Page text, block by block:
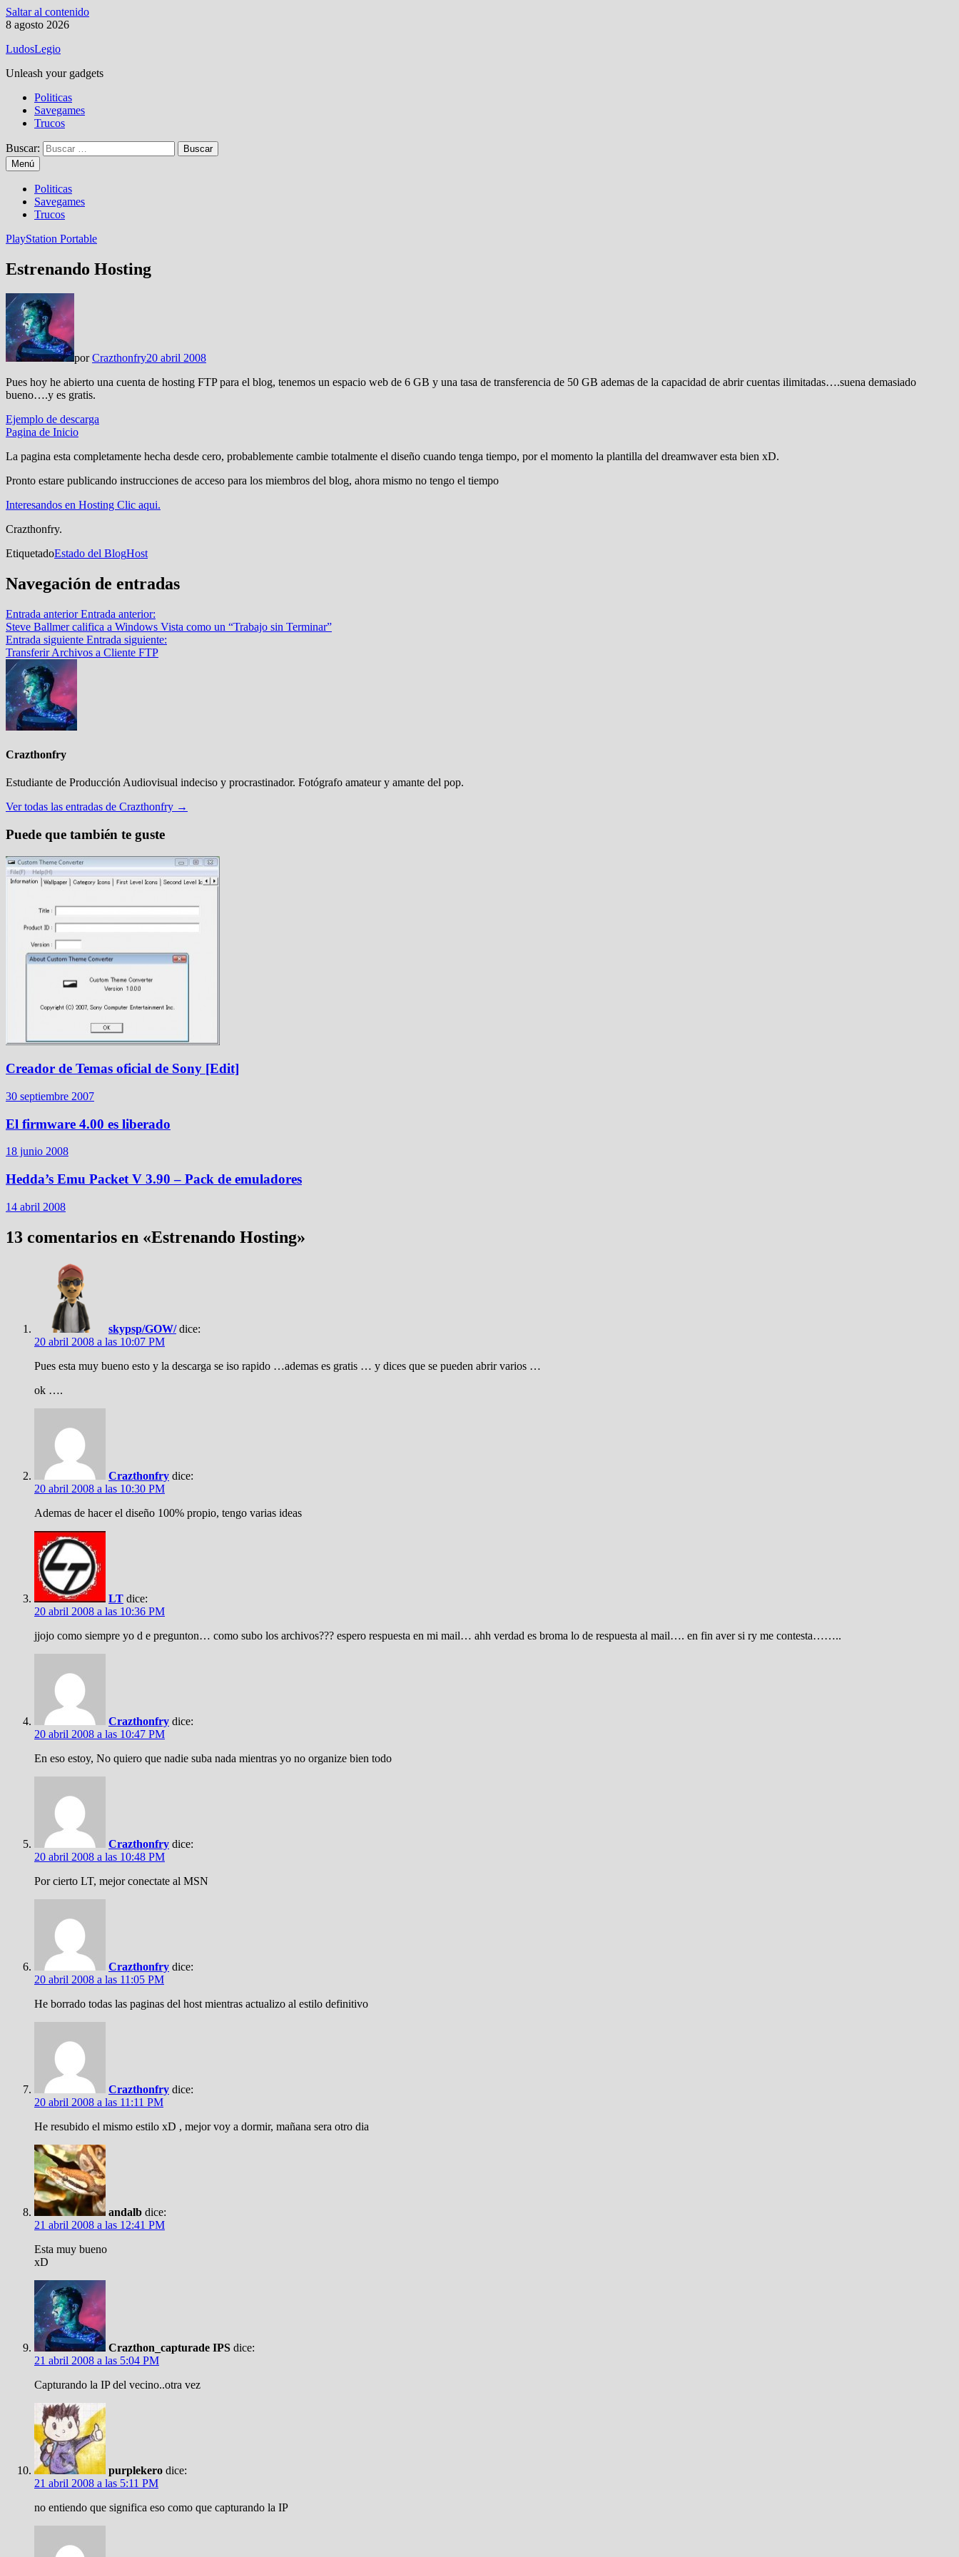
Saltar al contenido
8 agosto 2026
LudosLegio
Unleash your gadgets
Politicas
Savegames
Trucos
Buscar:
Menú
Politicas
Savegames
Trucos
PlayStation Portable
Estrenando Hosting
porCrazthonfry20 abril 2008
Pues hoy he abierto una cuenta de hosting FTP para el blog, tenemos un espacio web de 6 GB y una tasa de transferencia de 50 GB ademas de la capacidad de abrir cuentas ilimitadas….suena demasiado
bueno….y es gratis.
Ejemplo de descarga
Pagina de Inicio
La pagina esta completamente hecha desde cero, probablemente cambie totalmente el diseño cuando tenga tiempo, por el momento la plantilla del dreamwaver esta bien xD.
Pronto estare publicando instrucciones de acceso para los miembros del blog, ahora mismo no tengo el tiempo
Interesandos en Hosting Clic aqui.
Crazthonfry.
EtiquetadoEstado del BlogHost
Navegación de entradas
Entrada anterior Entrada anterior:
Steve Ballmer califica a Windows Vista como un “Trabajo sin Terminar”
Entrada siguiente Entrada siguiente:
Transferir Archivos a Cliente FTP
Crazthonfry
Estudiante de Producción Audiovisual indeciso y procrastinador. Fotógrafo amateur y amante del pop.
Ver todas las entradas de Crazthonfry →
Puede que también te guste
Creador de Temas oficial de Sony [Edit]
30 septiembre 2007
El firmware 4.00 es liberado
18 junio 2008
Hedda’s Emu Packet V 3.90 – Pack de emuladores
14 abril 2008
13 comentarios en «Estrenando Hosting»
skypsp/GOW/ dice:
20 abril 2008 a las 10:07 PM
Pues esta muy bueno esto y la descarga se iso rapido …ademas es gratis … y dices que se pueden abrir varios …
ok ….
Crazthonfry dice:
20 abril 2008 a las 10:30 PM
Ademas de hacer el diseño 100% propio, tengo varias ideas
LT dice:
20 abril 2008 a las 10:36 PM
jjojo como siempre yo d e pregunton… como subo los archivos??? espero respuesta en mi mail… ahh verdad es broma lo de respuesta al mail…. en fin aver si ry me contesta……..
Crazthonfry dice:
20 abril 2008 a las 10:47 PM
En eso estoy, No quiero que nadie suba nada mientras yo no organize bien todo
Crazthonfry dice:
20 abril 2008 a las 10:48 PM
Por cierto LT, mejor conectate al MSN
Crazthonfry dice:
20 abril 2008 a las 11:05 PM
He borrado todas las paginas del host mientras actualizo al estilo definitivo
Crazthonfry dice:
20 abril 2008 a las 11:11 PM
He resubido el mismo estilo xD , mejor voy a dormir, mañana sera otro dia
andalb dice:
21 abril 2008 a las 12:41 PM
Esta muy bueno
xD
Crazthon_capturade IPS dice:
21 abril 2008 a las 5:04 PM
Capturando la IP del vecino..otra vez
purplekero dice:
21 abril 2008 a las 5:11 PM
no entiendo que significa eso como que capturando la IP